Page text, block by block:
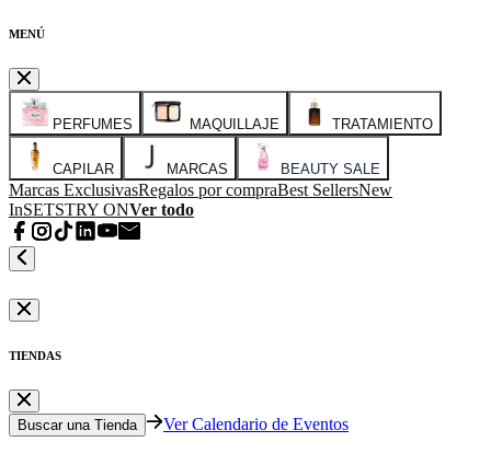
MENÚ
PERFUMES MAQUILLAJE TRATAMIENTO
CAPILAR MARCAS BEAUTY SALE
Marcas ExclusivasRegalos por compraBest SellersNew
InSETSTRY ONVer todo
TIENDAS
Buscar una Tienda Ver Calendario de Eventos